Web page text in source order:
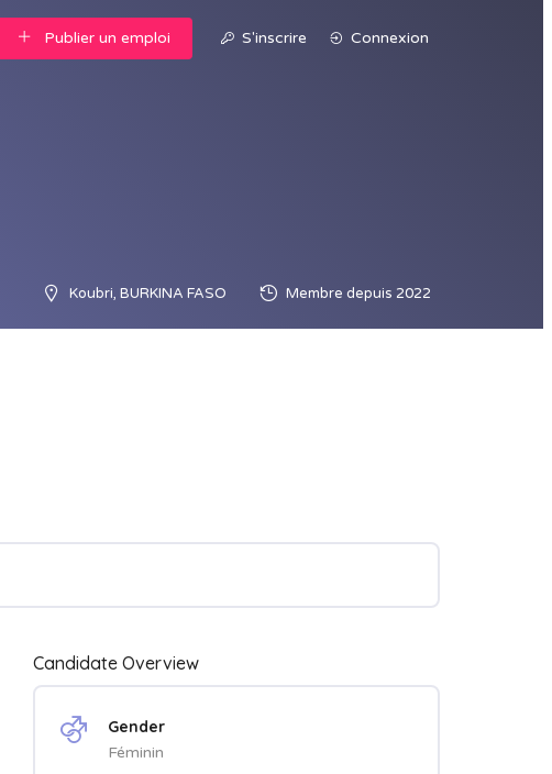
Publier un emploi S'inscrire Connexion
Koubri, BURKINA FASO Membre depuis 2022
Candidate Overview
Gender
Féminin